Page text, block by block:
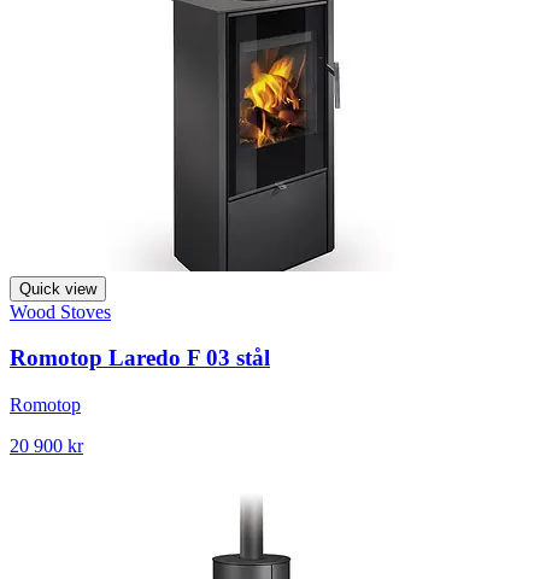
Quick view
Wood Stoves
Romotop Laredo F 03 stål
Romotop
20 900 kr